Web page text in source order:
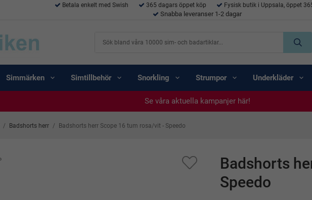
Betala enkelt med Swish 365 dagars öppet köp Fysisk butik i Uppsala, öppet
Snabba leveranser 1-2 dagar
Simmärken Simtillbehör Snorkling Strumpor Underkläder
Se våra aktuella kampanjer här!
Se våra aktuella kampanjer här!
Se våra aktuella kampanjer här!
Se våra aktuella kampanjer här!
Se våra aktuella kampanjer här!
/ Badshorts herr / Badshorts herr Scope 16 tum rosa/vit - Speedo
Badshorts
Speedo